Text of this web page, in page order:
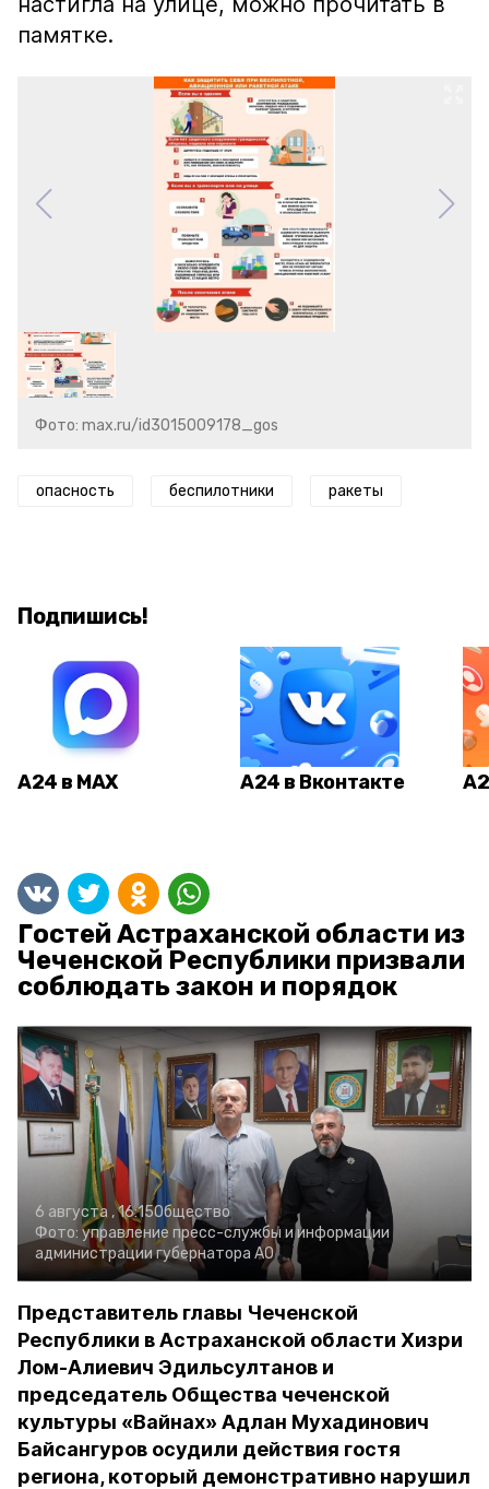
памятке.
Фото: max.ru/id3015009178_gos
опасность беспилотники ракеты
Подпишись!
А24 в MAX А24 в Вконтакте
Гостей Астраханской области из
Чеченской Республики призвали
соблюдать закон и порядок
6 августа , 16:15Общество
Фото: управление пресс-службы и информации
администрации губернатора АО
Представитель главы Чеченской
Республики в Астраханской области Хизри
Лом-Алиевич Эдильсултанов и
председатель Общества чеченской
культуры «Вайнах» Адлан Мухадинович
Байсангуров осудили действия гостя
региона, который демонстративно нарушил